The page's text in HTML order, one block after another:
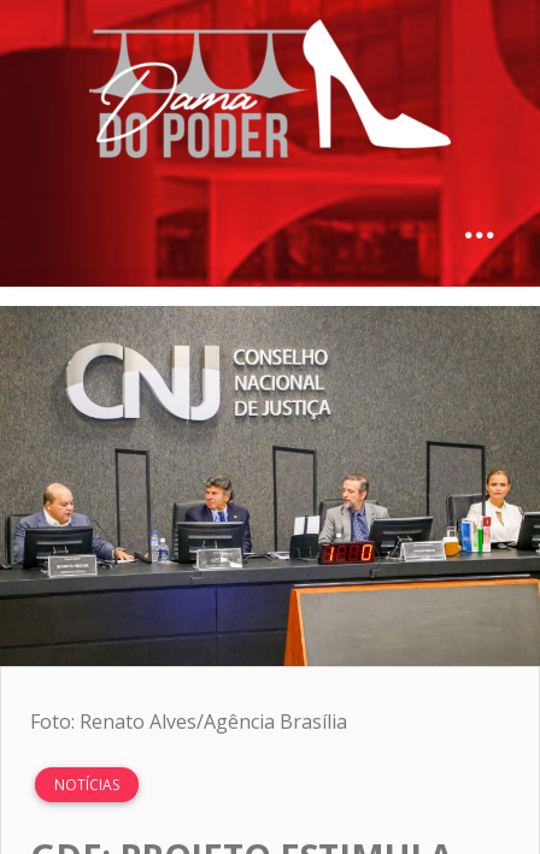
Foto: Renato Alves/Agência Brasília
NOTÍCIAS